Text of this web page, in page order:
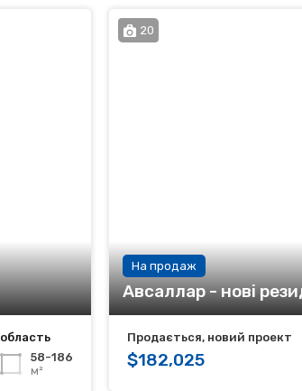
область
58-186
м²
20
На продаж
Авсаллар - нові
Продається, новий проект
$182,025